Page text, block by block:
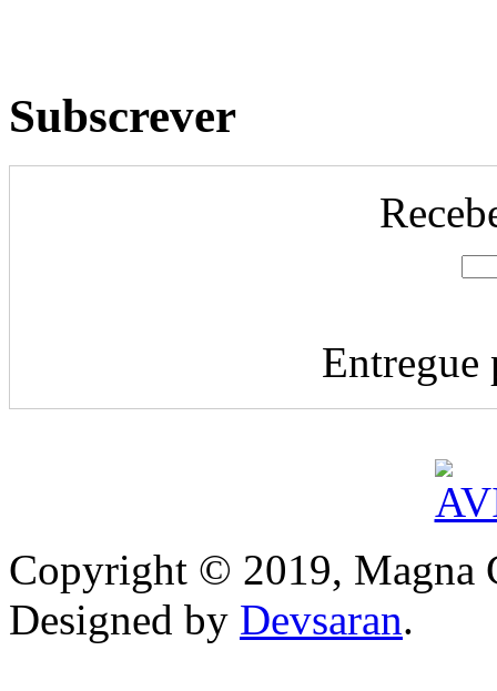
Subscrever
Copyright © 2019, Magna
Designed by Devsaran.